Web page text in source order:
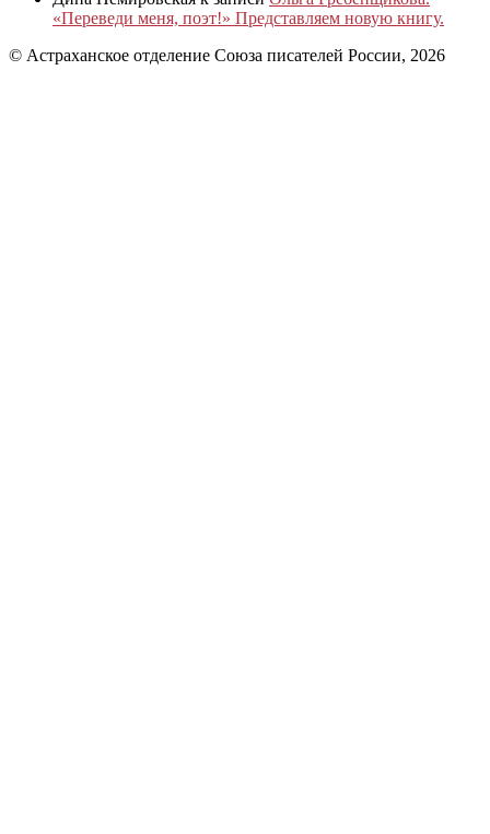
«Переведи меня, поэт!» Представляем новую книгу.
© Астраханское отделение Союза писателей России, 2026